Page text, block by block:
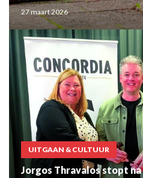
27 maart 2026
UITGAAN & CULTUUR
Jorgos Thravalos stopt na